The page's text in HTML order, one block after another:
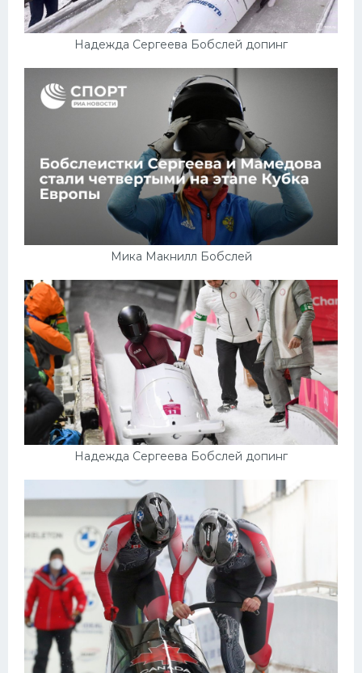
Надежда Сергеева Бобслей допинг
Мика Макнилл Бобслей
Надежда Сергеева Бобслей допинг